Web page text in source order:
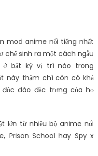
mod anime nổi tiếng nhất
chế sinh ra một cách ngẫu
ở bất kỳ vị trí nào trong
này thậm chí còn có khả
đáo đặc trưng của họ
lớn từ nhiều bộ anime nổi
Prison School hay Spy x